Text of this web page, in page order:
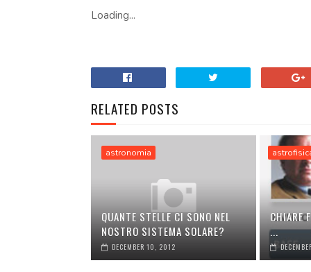
Loading...
RELATED POSTS
astronomia
QUANTE STELLE CI SONO NEL
NOSTRO SISTEMA SOLARE?
DECEMBER 10, 2012
CHIARE
...